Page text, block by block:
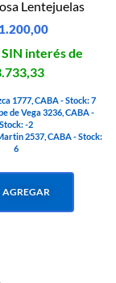
Lentejuelas
interés de
1777, CABA - Stock: 7
de Vega 3236, CABA -
Stock: -2
2537, CABA - Stock:
6
AGREGAR